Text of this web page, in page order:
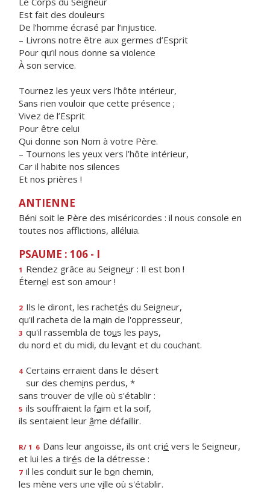
Est fait des douleurs
De l’homme écrasé par l’injustice.
– Livrons notre être aux germes d’Esprit
Pour qu’il nous donne sa violence
À son service.
Tournez les yeux vers l’hôte intérieur,
Sans rien vouloir que cette présence ;
Vivez de l’Esprit
Pour être celui
Qui donne son Nom à votre Père.
– Tournons les yeux vers l’hôte intérieur,
Car il habite nos silences
Et nos prières !
ANTIENNE
Béni soit le Père des miséricordes : il nous console en
toutes nos afflictions, alléluia.
PSAUME : 106 - I
1 Rendez grâce au Seigneur : Il est bon !
Éternel est son amour !
2 Ils le diront, les rachetés du Seigneur,
qu'il racheta de la main de l'oppresseur,
3 qu'il rassembla de tous les pays,
du nord et du midi, du levant et du couchant.
4 Certains erraient dans le désert
sur des chemins perdus, *
sans trouver de ville où s'établir :
5 ils souffraient la faim et la soif,
ils sentaient leur âme défaillir.
R/ 1 6 Dans leur angoisse, ils ont crié vers le Seigneur,
et lui les a tirés de la détresse :
7 il les conduit sur le bon chemin,
les mène vers une ville où s'établir.